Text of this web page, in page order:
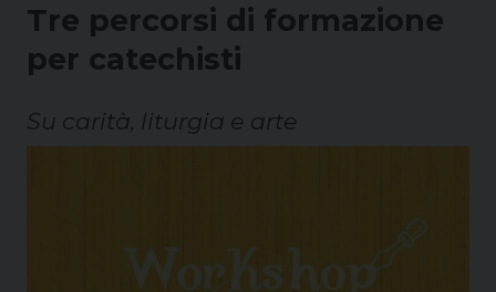
Tre percorsi di formazione
per catechisti
Su carità, liturgia e arte